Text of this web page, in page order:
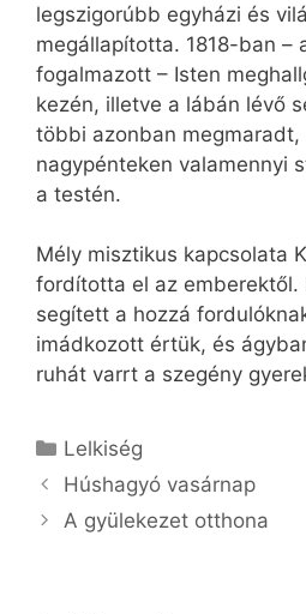
legszigorúbb egyházi és
megállapította. 1818-ban –
fogalmazott – Isten
kezén, illetve a lábán lévő
többi azonban megmaradt,
nagypénteken valamennyi
a testén.
Mély misztikus kapcsolata
fordította el az emberektől.
segített a hozzá
imádkozott értük, és
ruhát varrt a szegény
Kategória
Lelkiség
Húshagyó vasárnap
A gyülekezet otthona